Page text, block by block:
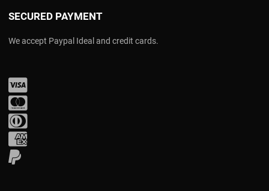
SECURED PAYMENT
We accept Paypal Ideal and credit cards.
PayPal